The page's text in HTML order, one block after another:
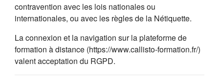
contravention avec les lois nationales ou
internationales, ou avec les règles de la Nétiquette.
La connexion et la navigation sur la plateforme de
formation à distance (https://www.callisto-formation.fr/)
valent acceptation du RGPD.